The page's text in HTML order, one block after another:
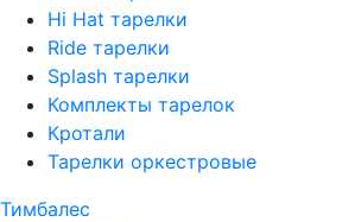
Hi Hat тарелки
Ride тарелки
Splash тарелки
Комплекты тарелок
Кротали
Тарелки оркестровые
Тимбалес